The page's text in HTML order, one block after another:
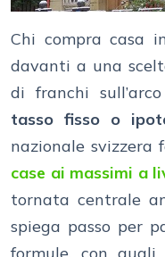
Chi compra casa
davanti a una
di franchi
tasso fisso o
nazionale svizzera
case ai massimi a
tornata centrale
spiega passo per